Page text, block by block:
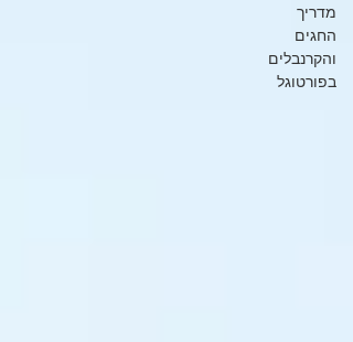
מדריך
החגים
והקרנבלים
בפורטוגל